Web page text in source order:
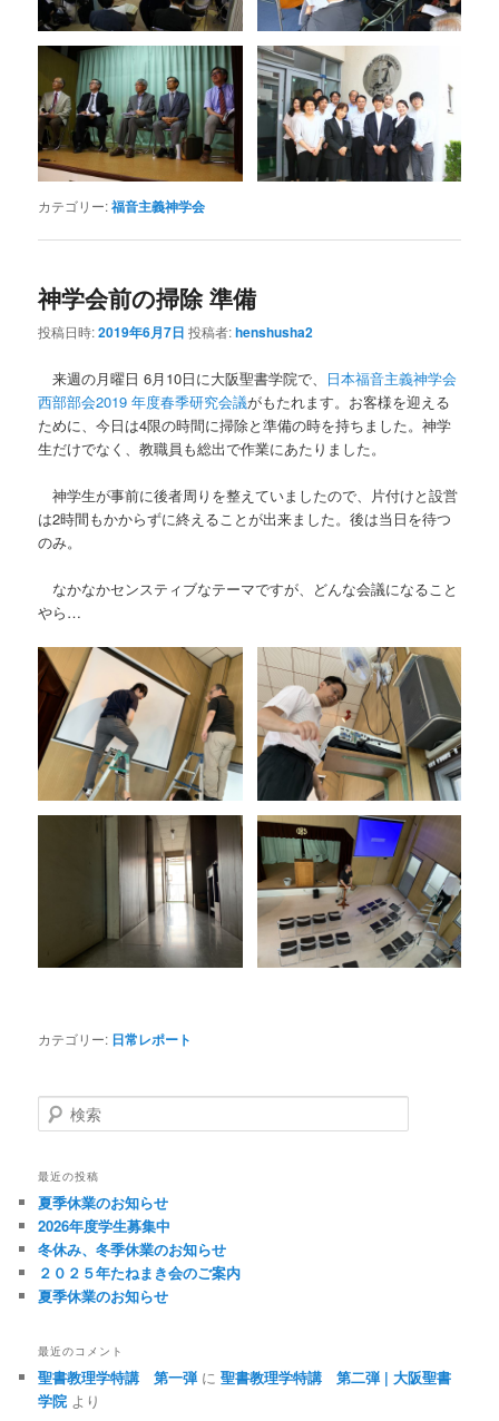
カテゴリー:福音主義神学会
神学会前の掃除 準備
投稿日時:2019年6月7日 投稿者:henshusha2
来週の月曜日 6月10日に大阪聖書学院で、
日本福音主義神学会
西部部会2019 年度春季研究会議がもたれます。お客様を迎える
ために、今日は4限の時間に掃除と準備の時を持ちました。神学
生だけでなく、教職員も総出で作業にあたりました。
神学生が事前に後者周りを整えていましたので、片付けと設営
は2時間もかからずに終えることが出来ました。後は当日を待つ
のみ。
なかなかセンスティブなテーマですが、どんな会議になること
やら…
カテゴリー: 日常レポート
検
索
最近の投稿
夏季休業のお知らせ
2026年度学生募集中
冬休み、冬季休業のお知らせ
２０２５年たねまき会のご案内
夏季休業のお知らせ
最近のコメント
聖書教理学特講 第一弾 に聖書教理学特講 第二弾 | 大阪聖書
学院 より